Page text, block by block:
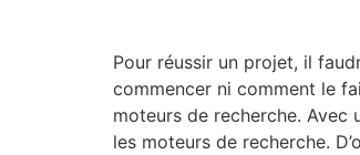
Pour réussir un projet, il
commencer ni comment le
moteurs de recherche.
les moteurs de recherche.